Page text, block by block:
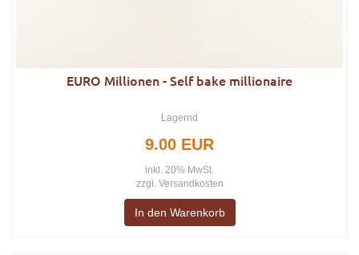
EURO Millionen - Self bake millionaire
Lagernd
9.00 EUR
inkl. 20% MwSt.
zzgl. Versandkosten
In den Warenkorb